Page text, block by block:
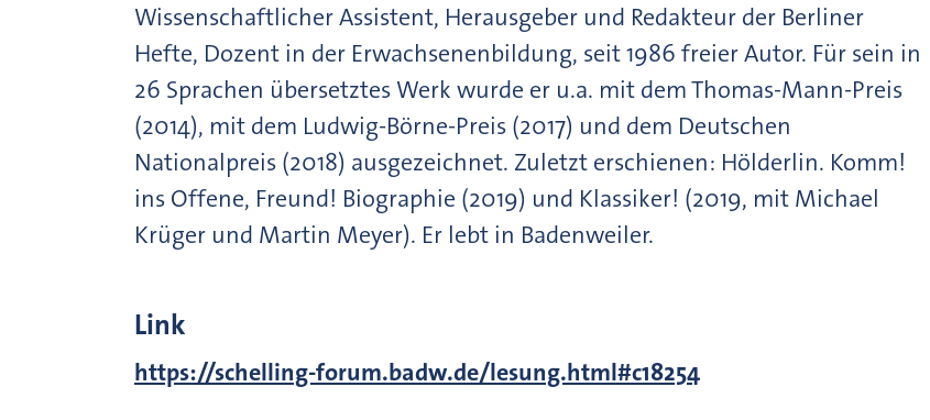
Wissenschaftlicher Assistent, Herausgeber und Redakteur der Berliner
Hefte, Dozent in der Erwachsenenbildung, seit 1986 freier Autor. Für sein in
26 Sprachen übersetztes Werk wurde er u.a. mit dem Thomas-Mann-Preis
(2014), mit dem Ludwig-Börne-Preis (2017) und dem Deutschen
Nationalpreis (2018) ausgezeichnet. Zuletzt erschienen: Hölderlin. Komm!
ins Offene, Freund! Biographie (2019) und Klassiker! (2019, mit Michael
Krüger und Martin Meyer). Er lebt in Badenweiler.
Link
https://schelling-forum.badw.de/lesung.html#c18254